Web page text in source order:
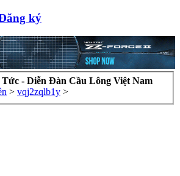
ký
- Diễn Đàn Cầu Lông Việt Nam
> vqj2zqlb1y >